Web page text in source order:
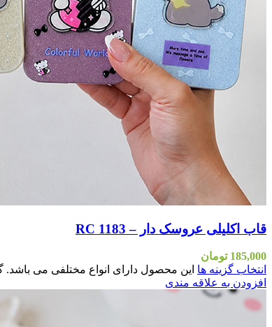
قاب اکلیلی عروسک دار – RC 1183
185,000 تومان
انتخاب گزینه ها این محصول دارای انواع مختلفی می
افزودن به علاقه مندی